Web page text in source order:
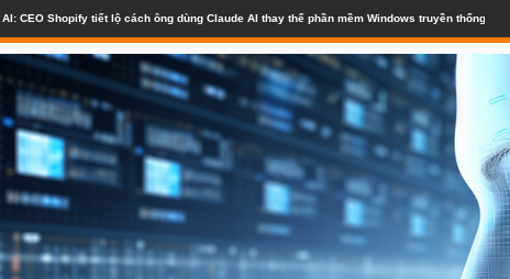
CEO Shopify tiết lộ cách ông dùng Claude AI thay thế phần mềm Windows truyền thống